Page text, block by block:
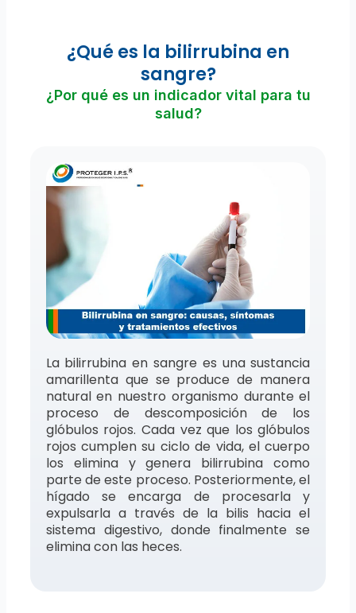
¿Qué es la bilirrubina en
sangre?
¿Por qué es un indicador vital para tu
salud?
La bilirrubina en sangre es una sustancia
amarillenta que se produce de manera
natural en nuestro organismo durante el
proceso de descomposición de los
glóbulos rojos. Cada vez que los glóbulos
rojos cumplen su ciclo de vida, el cuerpo
los elimina y genera bilirrubina como
parte de este proceso. Posteriormente, el
hígado se encarga de procesarla y
expulsarla a través de la bilis hacia el
sistema digestivo, donde finalmente se
elimina con las heces.